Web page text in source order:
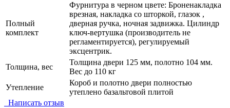
Полный
комплект
Фурнитура в черном цвете: Броненакладка
врезная, накладка со шторкой, глазок ,
дверная ручка, ночная задвижка. Цилиндр
ключ-вертушка (производитель не
регламентируется), регулируемый
эксцентрик.
Толщина, вес
Толщина двери 125 мм, полотно 104 мм.
Вес до 110 кг
Утепление
Короб и полотно двери полностью
утеплено базальтовой плитой
Написать отзыв